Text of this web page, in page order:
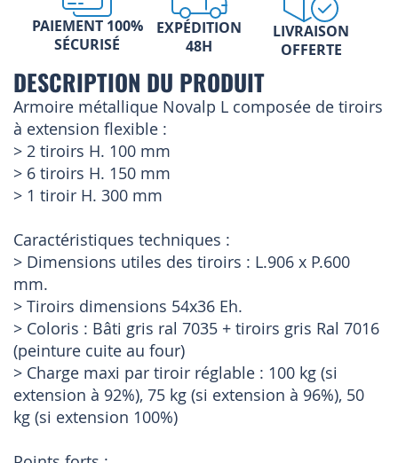
PAIEMENT 100%
SÉCURISÉ
EXPÉDITION
48H
LIVRAISON
OFFERTE
DESCRIPTION DU PRODUIT
Armoire métallique Novalp L composée de tiroirs
à extension flexible :
> 2 tiroirs H. 100 mm
> 6 tiroirs H. 150 mm
> 1 tiroir H. 300 mm
Caractéristiques techniques :
> Dimensions utiles des tiroirs : L.906 x P.600
mm.
> Tiroirs dimensions 54x36 Eh.
> Coloris : Bâti gris ral 7035 + tiroirs gris Ral 7016
(peinture cuite au four)
> Charge maxi par tiroir réglable : 100 kg (si
extension à 92%), 75 kg (si extension à 96%), 50
kg (si extension 100%)